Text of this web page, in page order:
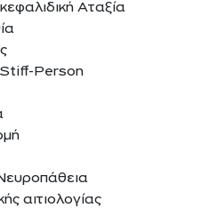
Αταξία
Person
Νευροπάθεια
αιτιολογίας